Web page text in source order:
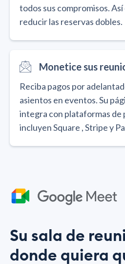
todos sus compromisos.
reducir las reservas dobles.
Monetice sus
Reciba pagos por
asientos en eventos. Su
integra con plataformas de
incluyen Square , Stripe y
Su sala de
donde quiera